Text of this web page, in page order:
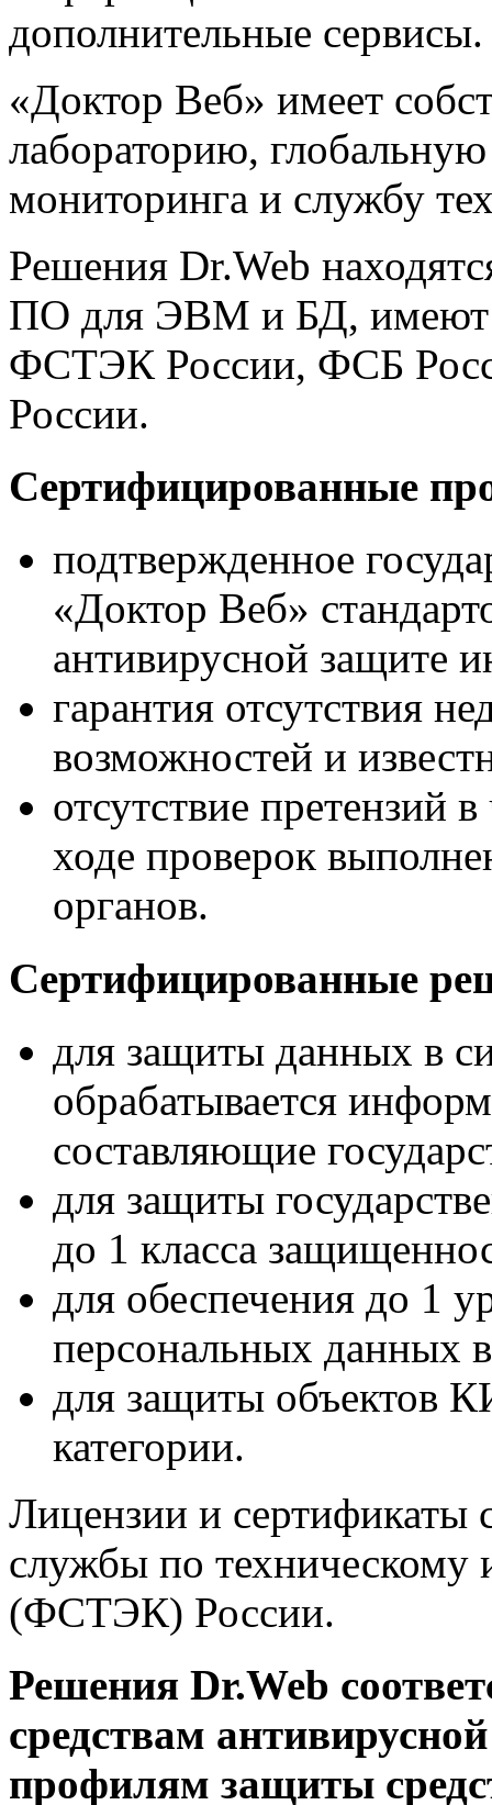
дополнительные сервисы.
«Доктор Веб» имеет
лабораторию,
мониторинга и службу
Решения Dr.Web
ПО для ЭВМ и БД, имеют
ФСТЭК России, ФСБ
России.
Сертифицированные
подтвержденное
«Доктор Веб»
антивирусной защите
гарантия отсутствия
возможностей и
отсутствие претензий
ходе проверок
органов.
Сертифицированные
для защиты данных в
обрабатывается
составляющие
для защиты
до 1 класса
для обеспечения до 1
персональных данных
для защиты объектов
категории.
Лицензии и сертификаты
службы по техническому
(ФСТЭК) России.
Решения Dr.Web
средствам
профилям защиты